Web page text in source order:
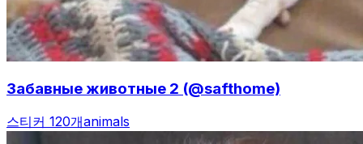
Забавные животные 2 (@safthome)
스티커 120개animals